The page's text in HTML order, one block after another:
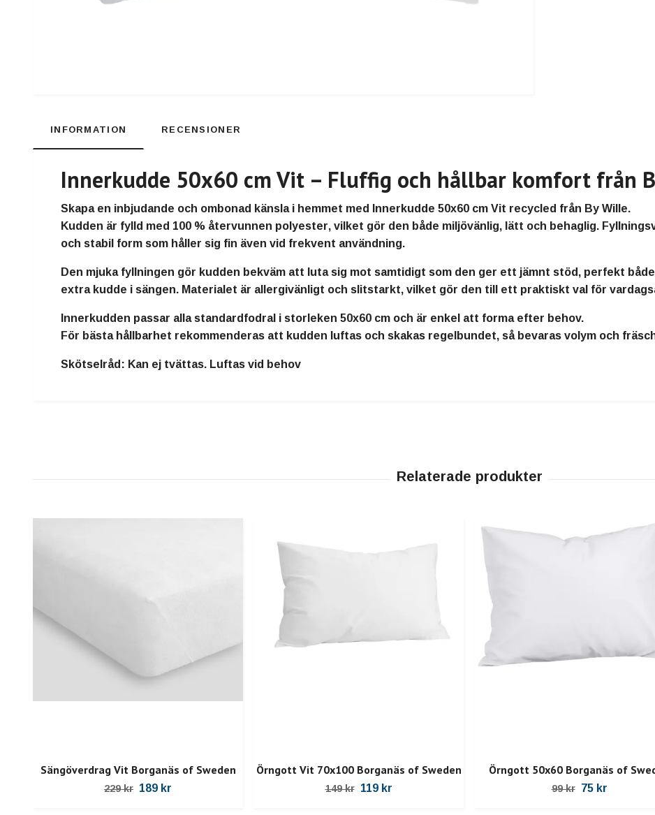
INFORMATION RECENSIONER
Innerkudde 50x60 cm Vit – Fluffig och hållbar komfort från
Skapa en inbjudande och ombonad känsla i hemmet med Innerkudde 50x60 cm Vit recycled från By Wille.
Kudden är fylld med 100 % återvunnen polyester, vilket gör den både miljövänlig, lätt och behaglig.
och stabil form som håller sig fin även vid frekvent användning.
Den mjuka fyllningen gör kudden bekväm att luta sig mot samtidigt som den ger ett jämnt stöd , perfekt
extra kudde i sängen. Materialet är allergivänligt och slitstarkt, vilket gör den till ett praktiskt val för
Innerkudden passar alla standardfodral i storleken 50x60 cm och är enkel att forma efter behov.
För bästa hållbarhet rekommenderas att kudden luftas och skakas regelbundet, så bevaras volym och
Skötselråd: Kan ej tvättas. Luftas vid behov
Sängöverdrag Vit Borganäs of Sweden
229 kr 189 kr
Örngott Vit 70x100 Borganäs of Sweden
149 kr 119 kr
Örngott 50x60 Borganäs of
99 kr 75 kr